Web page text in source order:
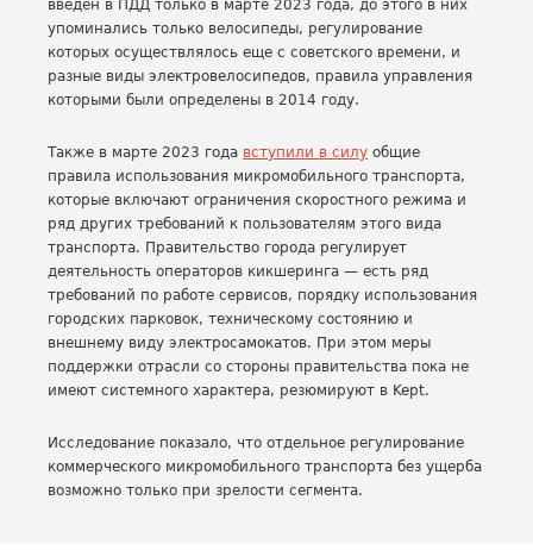
введен в ПДД только в марте 2023 года, до этого в них
упоминались только велосипеды, регулирование
которых осуществлялось еще с советского времени, и
разные виды электровелосипедов, правила управления
которыми были определены в 2014 году.
Также в марте 2023 года вступили в силу общие
правила использования микромобильного транспорта,
которые включают ограничения скоростного режима и
ряд других требований к пользователям этого вида
транспорта. Правительство города регулирует
деятельность операторов кикшеринга — есть ряд
требований по работе сервисов, порядку использования
городских парковок, техническому состоянию и
внешнему виду электросамокатов. При этом меры
поддержки отрасли со стороны правительства пока не
имеют системного характера, резюмируют в Kept.
Исследование показало, что отдельное регулирование
коммерческого микромобильного транспорта без ущерба
возможно только при зрелости сегмента.